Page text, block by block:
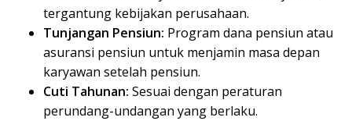
tergantung kebijakan perusahaan.
Tunjangan Pensiun: Program dana pensiun atau
asuransi pensiun untuk menjamin masa depan
karyawan setelah pensiun.
Cuti Tahunan: Sesuai dengan peraturan
perundang-undangan yang berlaku.